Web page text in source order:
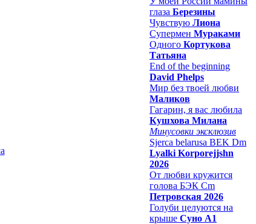
глаза Березины
Чувствую Лиона
Супермен Мураками
Одного Кортукова
Татьяна
End of the beginning
David Phelps
Мир без твоей любви
Маликов
Гагарин, я вас любила
Кушхова Милана
Минусовки эксклюзив
Sjerca belarusa BEK Dm
Lyalki Korporejjshn
2026
От любви кружится
голова БЭК Cm
Петровская 2026
Голуби целуются на
крыше Суно А1